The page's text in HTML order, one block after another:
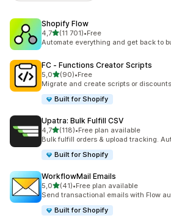
Shopify Flow
4,7na 5 gwiazdek
(11 701)
Łączna liczba recenzji: 11701
•Free
Automate everything and get back to
FC ‑ Functions Creator Scripts
5,0na 5 gwiazdek
(90)
Łączna liczba recenzji: 90
•Free
Migrate and create scripts or
Built for Shopify
Upatra: Bulk Fulfill CSV
4,7na 5 gwiazdek
(118)
Łączna liczba recenzji: 118
•Free plan available
Bulk fulfill orders & upload tracking.
Built for Shopify
WorkflowMail Emails
5,0na 5 gwiazdek
(41)
Łączna liczba recenzji: 41
•Free plan available
Send transactional emails with Flow
Built for Shopify